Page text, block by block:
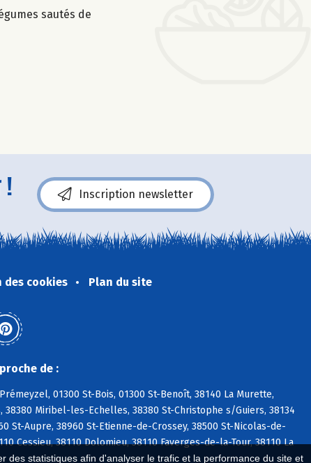
des statistiques afin d'analyser le trafic et la performance du site et
sautés de
! Inscription newsletter
des cookies Plan du site
de :
01300 St-Bois, 01300 St-Benoît, 38140 La Murette,
38380 Miribel-les-Echelles, 38380 St-Christophe s/Guiers, 38134
St-Aupre, 38960 St-Etienne-de-Crossey, 38500 St-Nicolas-de-
Cessieu, 38110 Dolomieu, 38110 Faverges-de-la-Tour, 38110 La